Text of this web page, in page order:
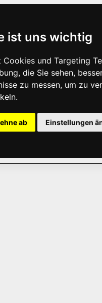
ist uns wichtig
und Targeting
die Sie sehen,
zu messen, um zu
ab Einstellungen